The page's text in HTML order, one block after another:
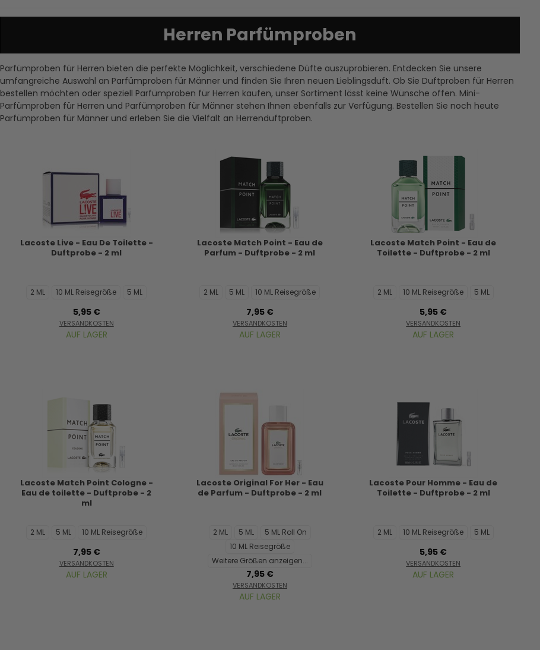
Herren Parfümproben
Parfümproben für Herren bieten die perfekte Möglichkeit, verschiedene Düfte auszuprobieren. Entdecken Sie unsere
umfangreiche Auswahl an Parfümproben für Männer und finden Sie Ihren neuen Lieblingsduft. Ob Sie Duftproben für Herren
bestellen möchten oder speziell Parfümproben für Herren kaufen, unser Sortiment lässt keine Wünsche offen. Mini-
Parfümproben für Herren und Parfümproben für Männer stehen Ihnen ebenfalls zur Verfügung. Bestellen Sie noch heute
Parfümproben für Männer und erleben Sie die Vielfalt an Herrenduftproben.
Lacoste Live - Eau De Toilette -
Duftprobe - 2 ml
2 ML 10 ML Reisegröße 5 ML
5,95 €
VERSANDKOSTEN
AUF LAGER
Lacoste Match Point - Eau de
Parfum - Duftprobe - 2 ml
2 ML 5 ML 10 ML Reisegröße
7,95 €
VERSANDKOSTEN
AUF LAGER
Lacoste Match Point - Eau de
Toilette - Duftprobe - 2 ml
2 ML 10 ML Reisegröße 5 ML
5,95 €
VERSANDKOSTEN
AUF LAGER
Lacoste Match Point Cologne -
Eau de toilette - Duftprobe - 2
ml
2 ML 5 ML 10 ML Reisegröße
7,95 €
VERSANDKOSTEN
AUF LAGER
Lacoste Original For Her - Eau
de Parfum - Duftprobe - 2 ml
2 ML 5 ML
5 ML Roll On
10 ML Reisegröße
Weitere Größen anzeigen...
7,95 €
VERSANDKOSTEN
AUF LAGER
Lacoste Pour Homme - Eau de
Toilette - Duftprobe - 2 ml
2 ML 10 ML Reisegröße 5 ML
5,95 €
VERSANDKOSTEN
AUF LAGER